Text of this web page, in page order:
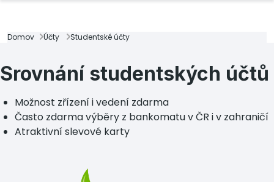
Domov Účty Studentské účty
Srovnání studentských účtů
Možnost zřízení i vedení zdarma
Často zdarma výběry z bankomatu v ČR i v zahraničí
Atraktivní slevové karty